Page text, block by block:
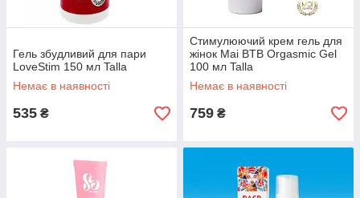
Гель збудливий для пари
LoveStim 150 мл Talla
Немає в наявності
535 ₴
Стимулюючий крем гель для
жінок Mai BTB Orgasmic Gel
100 мл Talla
Немає в наявності
759 ₴